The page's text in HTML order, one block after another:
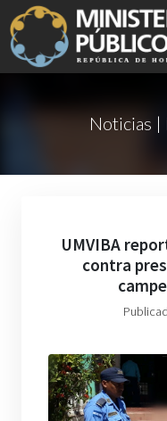
Noticias
UMVIBA
contra